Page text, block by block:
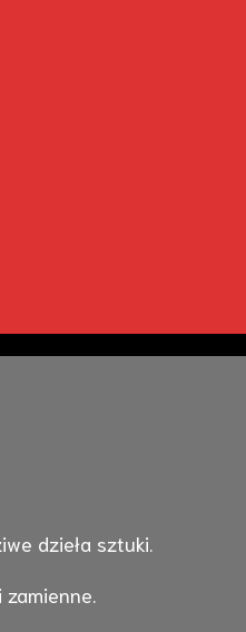
dzieła sztuki.